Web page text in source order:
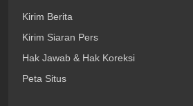
Kirim Berita
Kirim Siaran Pers
Hak Jawab & Hak Koreksi
Peta Situs